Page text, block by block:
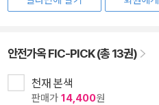
안전가옥 FIC-PICK (총 13권)
천재 본색
판매가 14,400원